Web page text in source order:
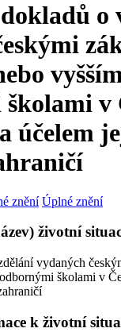
o
v
účelem
znění Úplné znění
životní
vydaných
školami v
k životní